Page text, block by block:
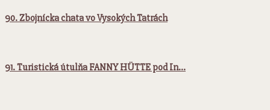
90. Zbojnícka chata vo Vysokých Tatrách
91. Turistická útulňa FANNY HÜTTE pod In…